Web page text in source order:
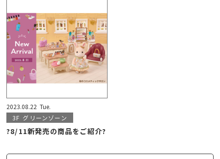
2023.08.22 Tue.
3F グリーンゾーン
?8/11新発売の商品をご紹介?